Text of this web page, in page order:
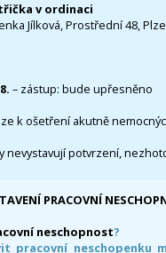
v ordinaci
Jílková, Prostřední 48,
– zástup: bude upřesněno
k ošetření akutně
nevystavují potvrzení,
PRACOVNÍ
neschopnost?
pracovní